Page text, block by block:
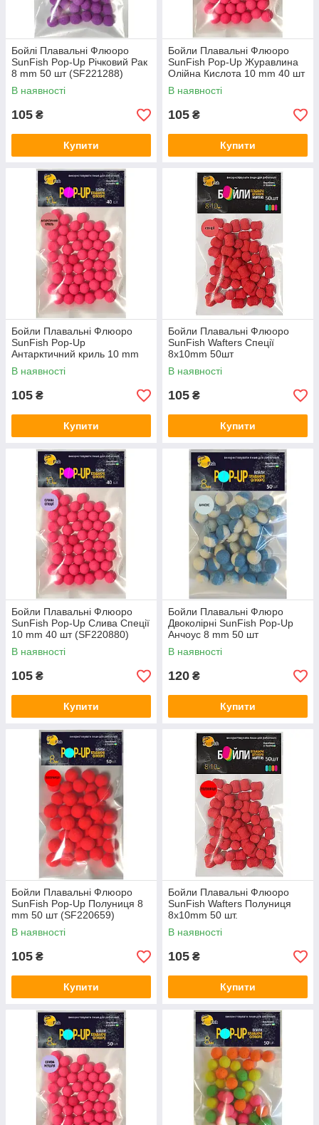
Бойлі Плавальні Флюоро
SunFish Pop-Up Річковий Рак
8 mm 50 шт (SF221288)
В наявності
105 ₴
Купити
Бойли Плавальні Флюоро
SunFish Pop-Up Журавлина
Олійна Кислота 10 mm 40 шт
(SF220832)
В наявності
105 ₴
Купити
Бойли Плавальні Флюоро
SunFish Pop-Up
Антарктичний криль 10 mm
40 шт (SF220027)
В наявності
105 ₴
Купити
Бойли Плавальні Флюоро
SunFish Wafters Спеції
8x10mm 50шт
В наявності
105 ₴
Купити
Бойли Плавальні Флюоро
SunFish Pop-Up Слива Спеції
10 mm 40 шт (SF220880)
В наявності
105 ₴
Купити
Бойли Плавальні Флюро
Двоколірні SunFish Pop-Up
Анчоус 8 mm 50 шт
(SF220815)
В наявності
120 ₴
Купити
Бойли Плавальні Флюоро
SunFish Pop-Up Полуниця 8
mm 50 шт (SF220659)
В наявності
105 ₴
Купити
Бойли Плавальні Флюоро
SunFish Wafters Полуниця
8x10mm 50 шт.
В наявності
105 ₴
Купити